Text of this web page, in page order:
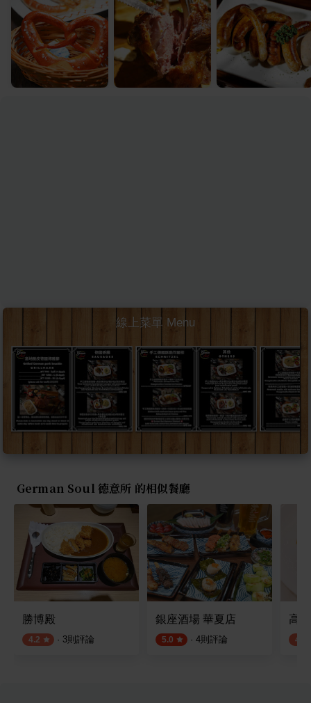
線上菜單 Menu
German Soul 德意所 的相似餐廳
勝博殿
4.2 · 3則評論
銀座酒場 華夏店
5.0 · 4則評論
高
4.3